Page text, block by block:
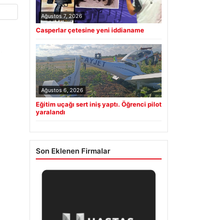
Ağustos 7, 2026
Casperlar çetesine yeni iddianame
Ağustos 6, 2026
Eğitim uçağı sert iniş yaptı. Öğrenci pilot
yaralandı
Son Eklenen Firmalar